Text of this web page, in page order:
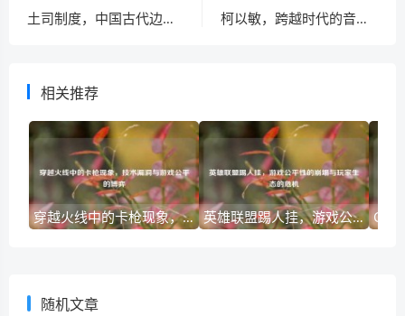
土司制度，中国古代边疆治理的千年密码
柯以敏，跨越时代的音乐传奇与生命诗篇
相关推荐
穿越火线中的卡枪现象，技术漏洞与游戏公平的博弈 英雄联盟踢人挂，游戏公平性的崩塌与玩家生态的危机
随机文章